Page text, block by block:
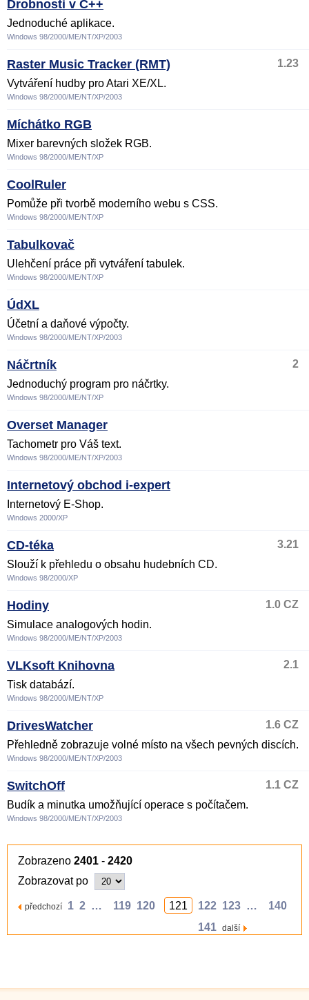
Drobnosti v C++
Jednoduché aplikace.
Windows 98/2000/ME/NT/XP/2003
Raster Music Tracker (RMT)
1.23
Vytváření hudby pro Atari XE/XL.
Windows 98/2000/ME/NT/XP/2003
Míchátko RGB
Mixer barevných složek RGB.
Windows 98/2000/ME/NT/XP
CoolRuler
Pomůže při tvorbě moderního webu s CSS.
Windows 98/2000/ME/NT/XP
Tabulkovač
Ulehčení práce při vytváření tabulek.
Windows 98/2000/ME/NT/XP
ÚdXL
Účetní a daňové výpočty.
Windows 98/2000/ME/NT/XP/2003
Náčrtník
2
Jednoduchý program pro náčrtky.
Windows 98/2000/ME/NT/XP
Overset Manager
Tachometr pro Váš text.
Windows 98/2000/ME/NT/XP/2003
Internetový obchod i-expert
Internetový E-Shop.
Windows 2000/XP
CD-téka
3.21
Slouží k přehledu o obsahu hudebních CD.
Windows 98/2000/XP
Hodiny
1.0 CZ
Simulace analogových hodin.
Windows 98/2000/ME/NT/XP/2003
VLKsoft Knihovna
2.1
Tisk databází.
Windows 98/2000/ME/NT/XP
DrivesWatcher
1.6 CZ
Přehledně zobrazuje volné místo na všech pevných discích.
Windows 98/2000/ME/NT/XP/2003
SwitchOff
1.1 CZ
Budík a minutka umožňující operace s počítačem.
Windows 98/2000/ME/NT/XP/2003
Zobrazeno 2401 - 2420
Zobrazovat po
předchozí 1 2 … 119 120 121 122 123 …
140
141 další